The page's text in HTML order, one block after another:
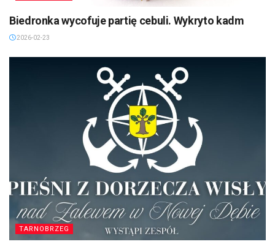
Biedronka wycofuje partię cebuli. Wykryto kadm
2026-02-23
TARNOBRZEG